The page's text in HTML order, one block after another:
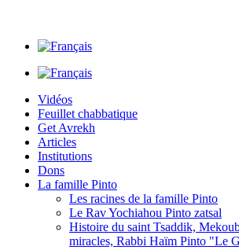
Vidéos
Feuillet chabbatique
Get Avrekh
Articles
Institutions
Dons
La famille Pinto
Les racines de la famille Pinto
Le Rav Yochiahou Pinto zatsal
Histoire du saint Tsaddik,
miracles, Rabbi Haïm Pinto "Le